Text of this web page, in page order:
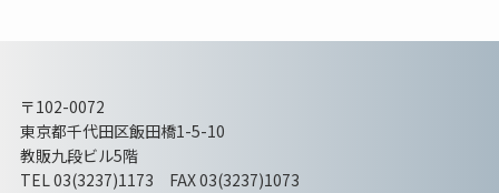
〒102-0072
東京都千代田区飯田橋1-5-10
教販九段ビル5階
TEL 03(3237)1173 FAX 03(3237)1073